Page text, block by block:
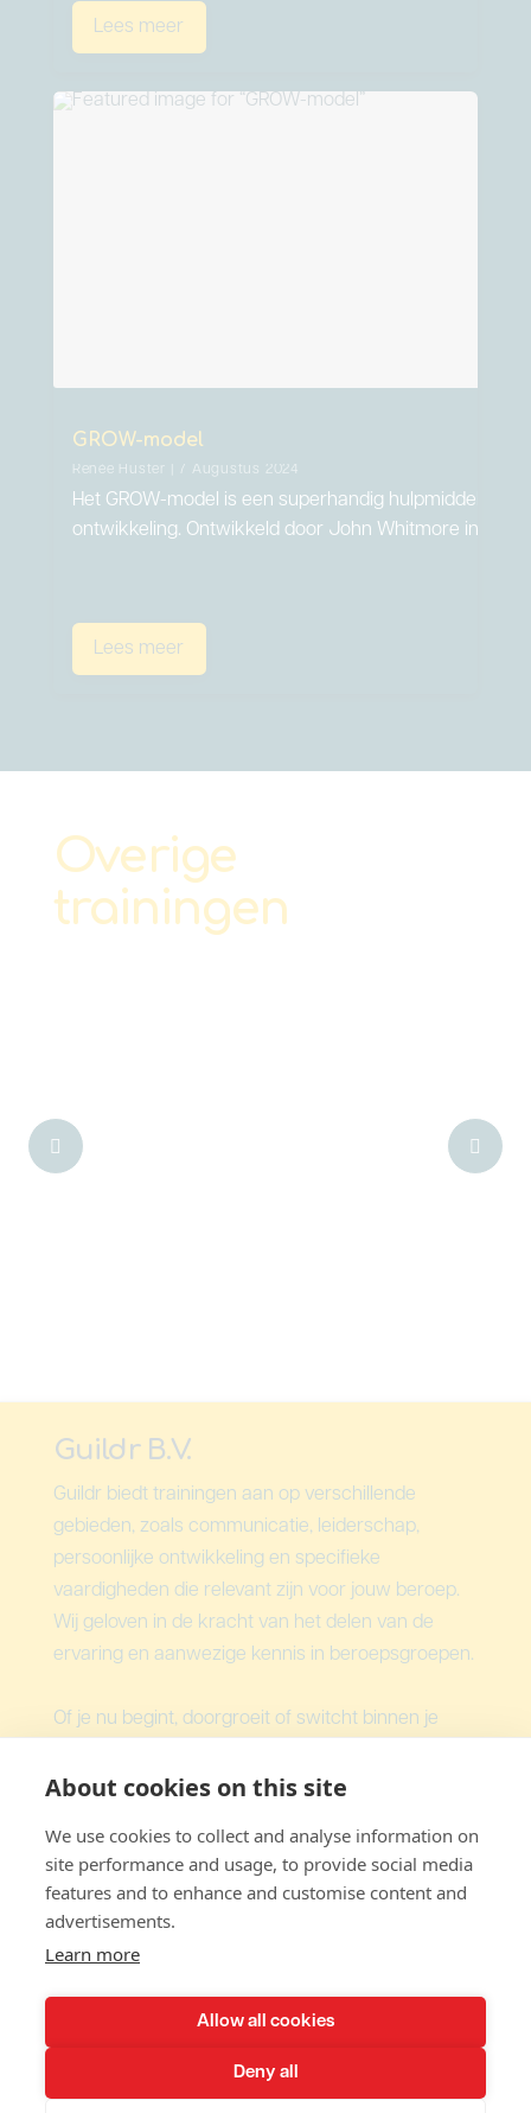
About cookies on this site
We use cookies to collect and analyse information on
site performance and usage, to provide social media
features and to enhance and customise content and
advertisements.
Learn more
Allow all cookies
Deny all
Lees meer
GROW-model
Renée Huster | 7 Augustus 2024
Het GROW-model is een superhandig hulpmiddel als
ontwikkeling. Ontwikkeld door John Whitmore in de…
Lees meer
Overige
trainingen
Guildr B.V.
Guildr biedt trainingen aan op verschillende
gebieden, zoals communicatie, leiderschap,
persoonlijke ontwikkeling en specifieke
vaardigheden die relevant zijn voor jouw beroep.
Wij geloven in de kracht van het delen van de
ervaring en aanwezige kennis in beroepsgroepen.
Of je nu begint, doorgroeit of switcht binnen je
hebben vanuit het werkveld.
Contact
Cantekoogweg 15
1442 LG Purmerend